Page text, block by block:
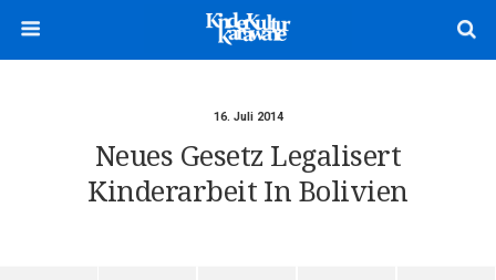
16. Juli 2014
Neues Gesetz Legalisert
Kinderarbeit In Bolivien